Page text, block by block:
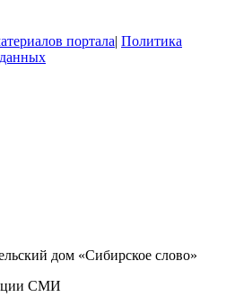
портала| Политика
дом «Сибирское слово»
СМИ